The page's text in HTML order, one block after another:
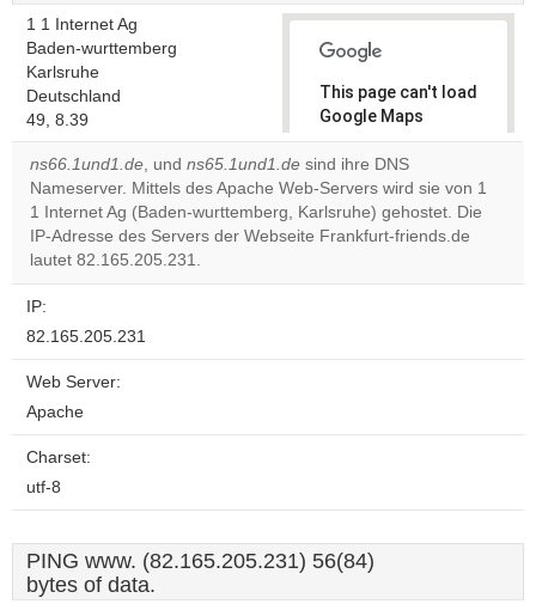
1 1 Internet Ag
Baden-wurttemberg
Karlsruhe
Deutschland
49, 8.39
This page can't load
Google Maps
correctly.
Do you
own this
website?
OK
ns66.1und1.de, und ns65.1und1.de sind ihre DNS
Nameserver. Mittels des Apache Web-Servers wird sie von 1
1 Internet Ag (Baden-wurttemberg, Karlsruhe) gehostet. Die
IP-Adresse des Servers der Webseite Frankfurt-friends.de
lautet 82.165.205.231.
IP:
82.165.205.231
Web Server:
Apache
Charset:
utf-8
PING www. (82.165.205.231) 56(84)
bytes of data.